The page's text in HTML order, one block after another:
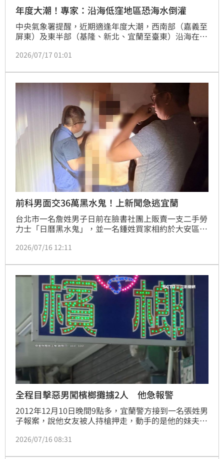
年度大潮！專家：沿海低窪地區恐海水倒灌
中央氣象署提醒，近期適逢年度大潮，西南部（嘉義至
屏東）及東半部（基隆、新北、宜蘭至臺東）沿海在漲
不易或局部淹水現象，並請避免在海岸、港口及潮間帶
不是災害，但若與颱風、豪雨或強烈季風等劇烈天氣系
統同時發生時，情況就不容小覷。
2026/07/17 01:01
前科男面交36萬黑水鬼！上新聞急逃宜蘭
台北市一名詹姓男子日前在臉書社團上販賣一支二手勞
力士「日曆黑水鬼」，並一名鍾姓買家相約於大安區忠
天，自稱是該間連鎖咖啡廳的股東、老闆的姪子，要求
著手錶拔腿狂奔離開。警方獲報後立即組成專案小組，
於宜蘭地區逮到涉案的鍾男。
2026/07/16 12:11
全程目擊惡男闖檳榔攤擄2人 他急報警
2012年12月10日晚間9點多，宜蘭警方接到一名張姓男
子報案，說他女友被人持槍押走，動手的是他的妹夫沈
他透過手機連線到店內監視器，察看打烊狀況，他看到
2026/07/16 08:31